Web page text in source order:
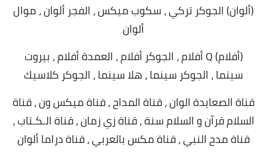
(ألوان) الجوكر تركي ، سكوب ميكس ، الفجر ألوان ، موال
ألوان
(أفلام) Q أفلام ، الجوكر أفلام ، العمدة أفلام ، بيروت
سينما ، الجوكر سينما ، هلا سينما ، الجوكر كلاسيك
قناة الصعايدة الوان ، قناة المداح ، قناة ميكس ون ، قناة
السلام قرآن و السلام سنة ، قناة زي زمان ، قناة الـكـتاب ،
قناة مدح النبي ، قناة مكس بالعربي ، قناة دراما ألوان